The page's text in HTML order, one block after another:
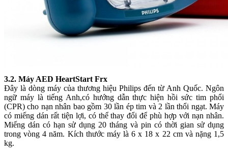
3.2. Máy AED HeartStart Frx
Đây là dòng máy của thương hiệu Philips đến từ Anh Quốc. Ngôn
ngữ máy là tiếng Anh,có hướng dẫn thực hiện hồi sức tim phổi
(CPR) cho nạn nhân bao gồm 30 lần ép tim và 2 lần thổi ngạt. Máy
có miếng dán rất tiện lợi, có thể thay đổi để phù hợp với nạn nhân.
Miếng dán có hạn sử dụng 20 tháng và pin có thời gian sử dụng
trong vòng 4 năm. Kích thước máy là 6 x 18 x 22 cm và nặng 1,5
kg.